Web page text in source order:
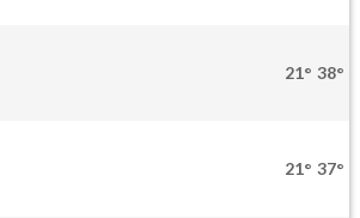
21° 38°
21° 37°